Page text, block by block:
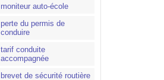
moniteur auto-école
perte du permis de
conduire
tarif conduite
accompagnée
brevet de sécurité routière